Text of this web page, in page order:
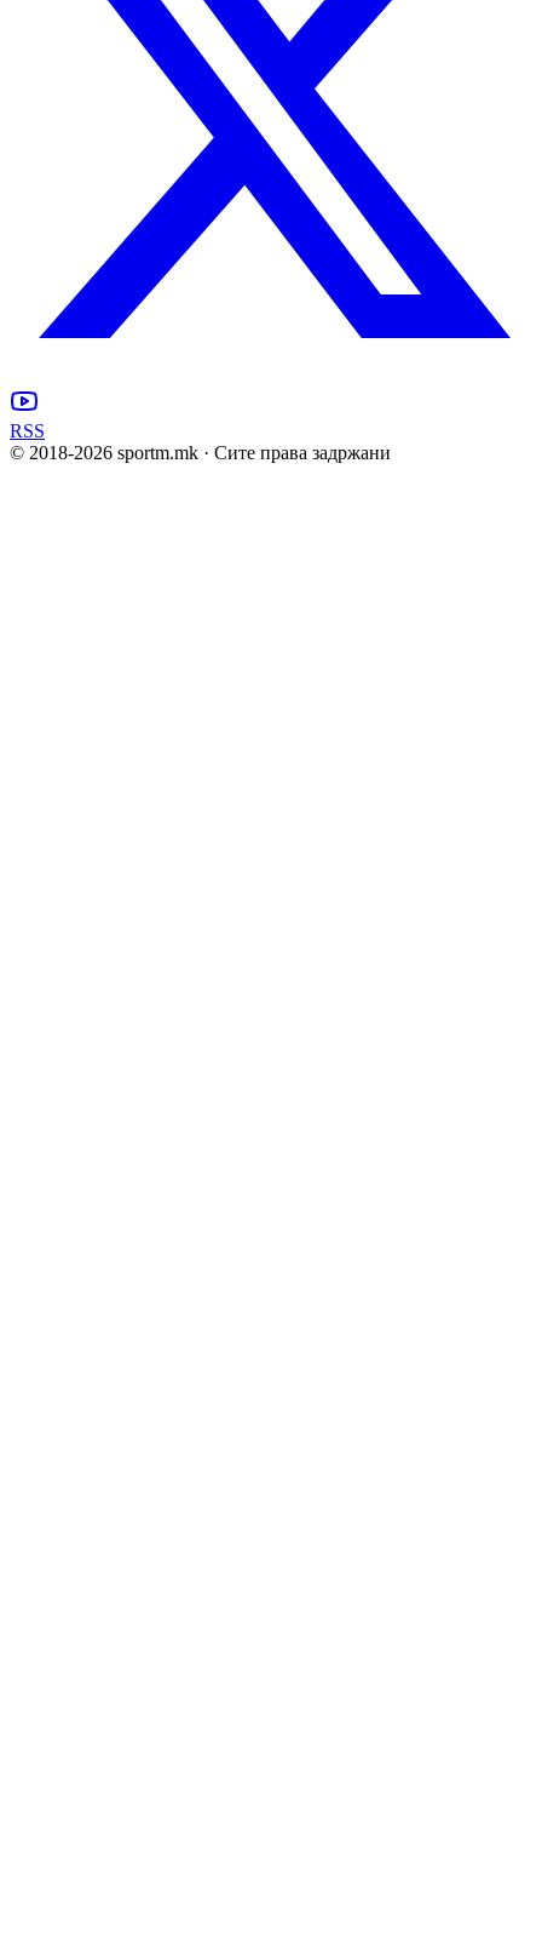
RSS
© 2018-2026 sportm.mk · Сите права задржани